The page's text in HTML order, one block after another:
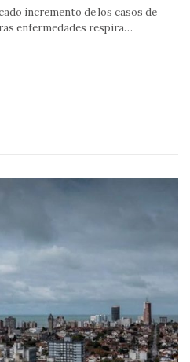
incremento de los casos de
enfermedades respira…